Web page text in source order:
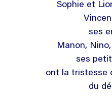
Sophie et
ses
Manon,
ses
ont la tristesse
du